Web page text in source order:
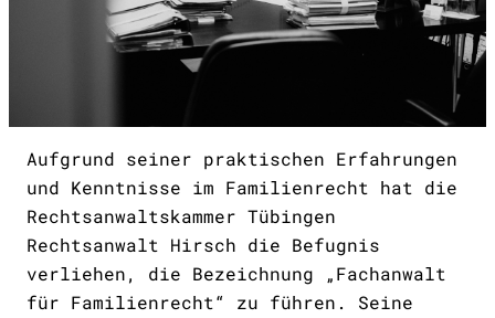
Aufgrund seiner praktischen Erfahrungen
und Kenntnisse im Familienrecht hat die
Rechtsanwaltskammer Tübingen
Rechtsanwalt Hirsch die Befugnis
verliehen, die Bezeichnung „Fachanwalt
für Familienrecht“ zu führen. Seine